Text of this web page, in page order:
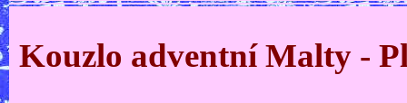
Kouzlo adventní Malty -